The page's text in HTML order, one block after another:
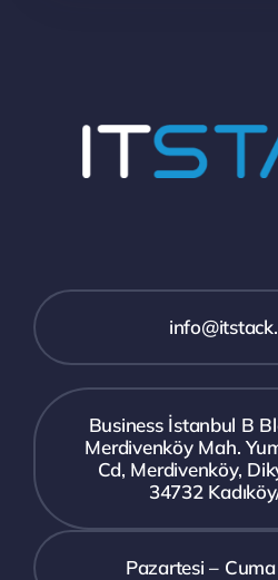
Business İstanbul B
Merdivenköy Mah.
Cd, Merdivenköy,
34732
Pazartesi –